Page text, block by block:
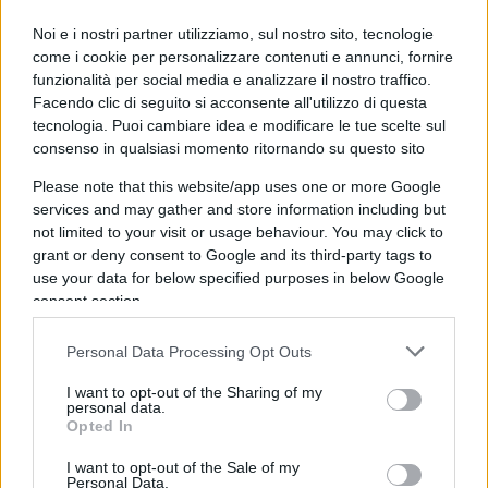
Noi e i nostri partner utilizziamo, sul nostro sito, tecnologie
come i cookie per personalizzare contenuti e annunci, fornire
funzionalità per social media e analizzare il nostro traffico.
Facendo clic di seguito si acconsente all'utilizzo di questa
tecnologia. Puoi cambiare idea e modificare le tue scelte sul
consenso in qualsiasi momento ritornando su questo sito
Please note that this website/app uses one or more Google
services and may gather and store information including but
not limited to your visit or usage behaviour. You may click to
grant or deny consent to Google and its third-party tags to
use your data for below specified purposes in below Google
consent section.
Personal Data Processing Opt Outs
I want to opt-out of the Sharing of my
personal data.
Opted In
I want to opt-out of the Sale of my
Personal Data.
sanzione meno drastica del ritiro immediato, ma
resta comunque una sanzione e il rischio è che
colpisca il tifoso onesto tanto quanto lo
speculatore.